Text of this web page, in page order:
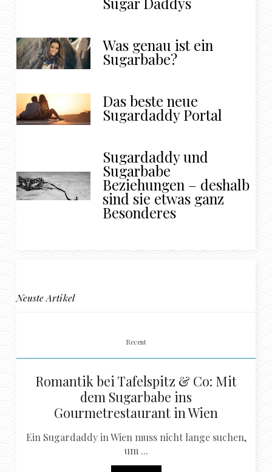
Was genau ist ein
Sugarbabe?
Das beste neue
Sugardaddy Portal
Sugardaddy und
Sugarbabe
Beziehungen – deshalb
sind sie etwas ganz
Besonderes
Neuste Artikel
Recent
Romantik bei Tafelspitz & Co: Mit
dem Sugarbabe ins
Gourmetrestaurant in Wien
Ein Sugardaddy in Wien muss nicht lange suchen,
um ...